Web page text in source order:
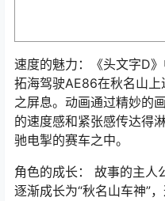
速度的魅力：《头文字D
拓海驾驶AE86在秋名山
之屏息。动画通过精妙的
的速度感和紧张感传达得
驰电掣的赛车之中。
角色的成长： 故事的主人
逐渐成长为“秋名山车神”